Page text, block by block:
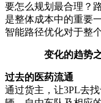
要怎么规划最合理？
是整体成本中的重要
智能路径优化对于整
变化的趋势
过去的医药流通
通过货主，让3PL去